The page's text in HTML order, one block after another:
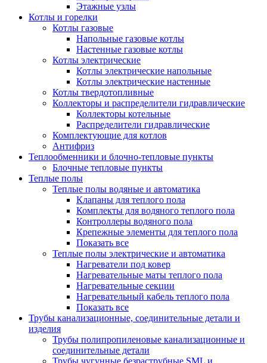
Этажные узлы
Котлы и горелки
Котлы газовые
Напольные газовые котлы
Настенные газовые котлы
Котлы электрические
Котлы электрические напольные
Котлы электрические настенные
Котлы твердотопливные
Коллекторы и распределители гидравлические
Коллекторы котельные
Распределители гидравлические
Комплектующие для котлов
Антифриз
Теплообменники и блочно-тепловые пункты
Блочные тепловые пункты
Теплые полы
Теплые полы водяные и автоматика
Клапаны для теплого пола
Комплекты для водяного теплого пола
Контроллеры водяного пола
Крепежные элементы для теплого пола
Показать все
Теплые полы электрические и автоматика
Нагреватели под ковер
Нагревательные маты теплого пола
Нагревательные секции
Нагревательный кабель теплого пола
Показать все
Трубы канализационные, соединительные детали и
изделия
Трубы полипропиленовые канализационные и
соединительные детали
Трубы чугунные безраструбные SML и